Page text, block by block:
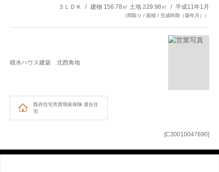
既存住宅売買瑕疵保険 適合住
宅
[C30010047690]
３ＬＤＫ 建物 156.78㎡ 土地 229.98㎡ 平成11年1月
（間取り / 面積 / 完成時期（築年月））
積水ハウス建築 北西角地